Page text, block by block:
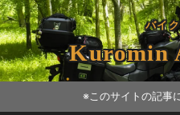
バイ
Kuromin
※このサイトの記事